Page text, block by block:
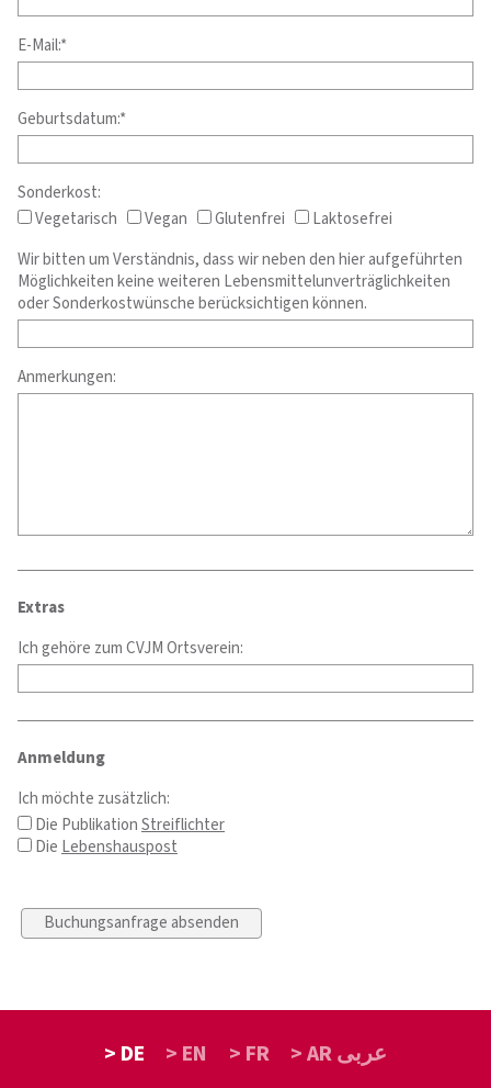
E-Mail:*
Geburtsdatum:*
Sonderkost:
Vegetarisch
Vegan Glutenfrei
Laktosefrei
Wir bitten um Verständnis, dass wir neben den hier aufgeführten
Möglichkeiten keine weiteren Lebensmittelunverträglichkeiten
oder Sonderkostwünsche berücksichtigen können.
Anmerkungen:
Extras
Ich gehöre zum CVJM Ortsverein:
Anmeldung
Ich möchte zusätzlich:
Die PublikationStreiflichter
Die Lebenshauspost
> DE > EN > FR > AR عربى